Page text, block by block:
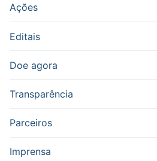
Ações
Editais
Doe agora
Transparência
Parceiros
Imprensa